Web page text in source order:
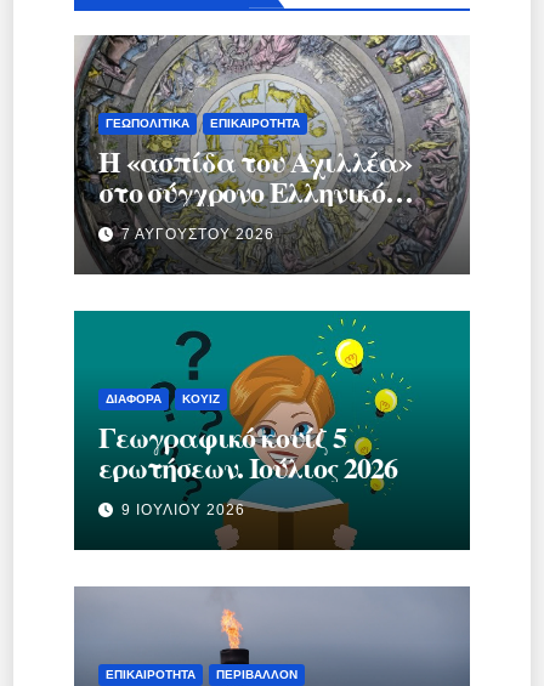
ΓΕΩΠΟΛΙΤΙΚΆ ΕΠΙΚΑΙΡΌΤΗΤΑ
Η «ασπίδα του Αχιλλέα»
στο σύγχρονο Ελληνικό
κράτος.
7 ΑΥΓΟΎΣΤΟΥ 2026
ΔΙΆΦΟΡΑ ΚΟΥΊΖ
Γεωγραφικό κουίζ 5
ερωτήσεων. Ιούλιος 2026
9 ΙΟΥΛΊΟΥ 2026
ΕΠΙΚΑΙΡΌΤΗΤΑ ΠΕΡΙΒΆΛΛΟΝ